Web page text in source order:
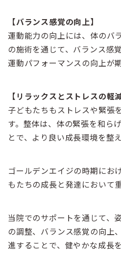
【バランス感覚の向上】
運動能力の向上には、体のバ
の施術を通じて、バランス感
運動パフォーマンスの向上が
【リラックスとストレスの軽減
子どもたちもストレスや緊張
す。整体は、体の緊張を和ら
とで、より良い成長環境を整え
ゴールデンエイジの時期にお
もたちの成長と発達において
当院でのサポートを通じて、
の調整、バランス感覚の向上
進することで、健やかな成長